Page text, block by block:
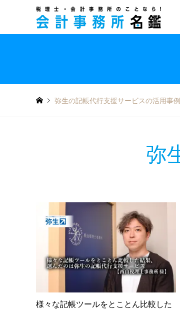
弥生の記帳代行支援サービスの活用事例
弥
様々な記帳ツールをとことん比較した